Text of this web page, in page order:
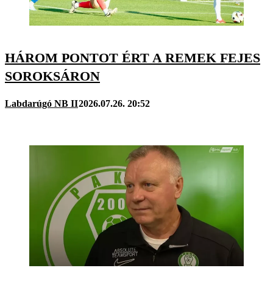
HÁROM PONTOT ÉRT A REMEK FEJES
SOROKSÁRON
Labdarúgó NB II2026.07.26. 20:52